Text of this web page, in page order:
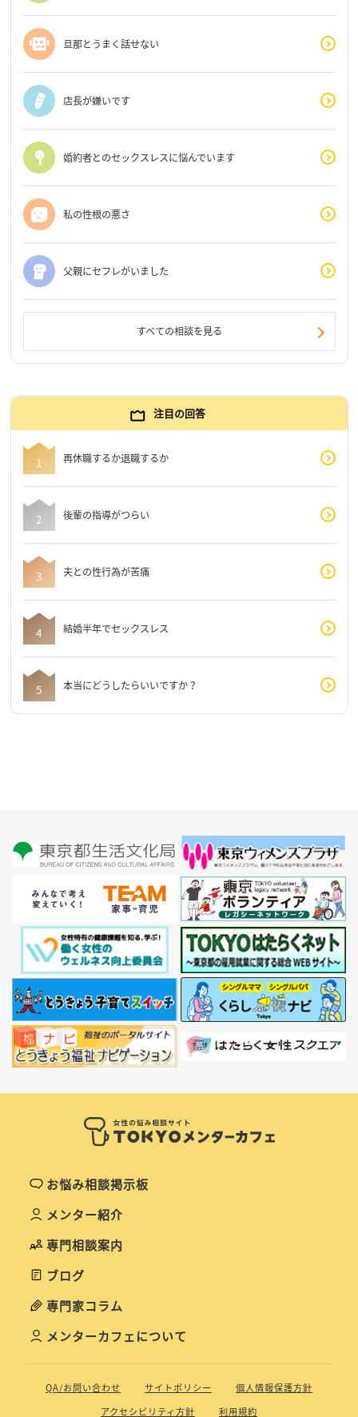
旦那とうまく話せない
店長が嫌いです
婚約者とのセックスレスに悩んでいます
私の性根の悪さ
父親にセフレがいました
すべての相談を見る
注目の回答
再休職するか退職するか
後輩の指導がつらい
夫との性行為が苦痛
結婚半年でセックスレス
本当にどうしたらいいですか？
お悩み相談掲示板
メンター紹介
専門相談案内
ブログ
専門家コラム
メンターカフェについて
QA/お問い合わせ サイトポリシー
個人情報保護方針
アクセシビリティ方針
利用規約